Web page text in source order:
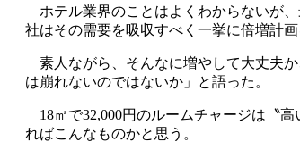
ホテル業界のことはよくわからないが、
社はその需要を吸収すべく一挙に倍増計画
素人ながら、そんなに増やして大丈夫
は崩れないのではないか」と語った。
18㎡で32,000円のルームチャージは〝高
ればこんなものかと思う。